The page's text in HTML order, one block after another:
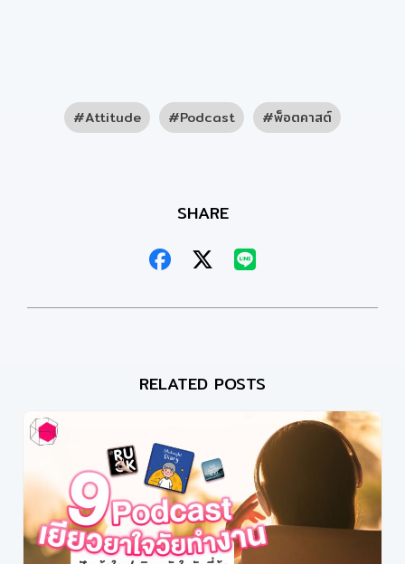
Attitude Podcast พ็อตคาสต์
SHARE
RELATED POSTS